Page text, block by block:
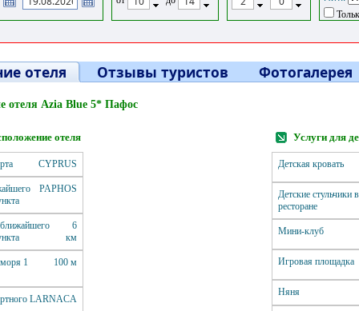
отеля Отзывы туристов Фотогалерея
отеля Azia Blue 5* Пафос
отеля
CYPRUS
PAPHOS
6
км
1 100 м
LARNACA
Услуги для
Детская кровать
Детские стульчики в
ресторане
Мини-клуб
Игровая площадка
Няня